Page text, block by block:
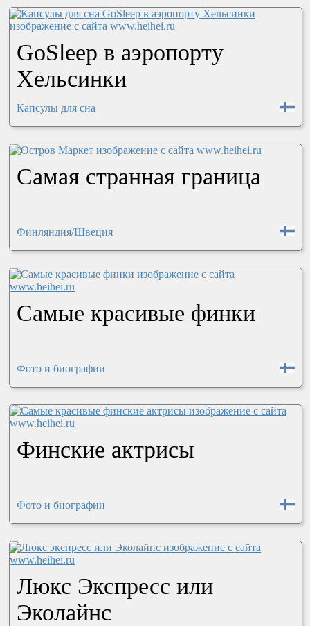
GoSleep в аэропорту
Хельсинки
Капсулы для сна
Самая странная граница
Финляндия/Швеция
Самые красивые финки
Фото и биографии
Финские актрисы
Фото и биографии
Люкс Экспресс или
Эколайнс